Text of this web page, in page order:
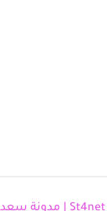
St4net | مدونة سعد التقنية